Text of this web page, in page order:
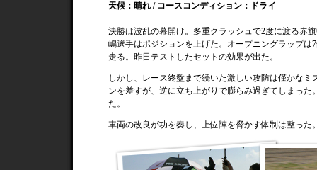
天候：晴れ / コースコンディション：ドライ
決勝は波乱の幕開け。多重クラッシュで2度に渡る赤
嶋選手はポジションを上げた。オープニングラップ
走る。昨日テストしたセットの効果が出た。
しかし、レース終盤まで続いた激しい攻防は僅かな
ンを差すが、逆に立ち上がりで膨らみ過ぎてしまっ
た。
車両の改良が功を奏し、上位陣を脅かす体制は整っ